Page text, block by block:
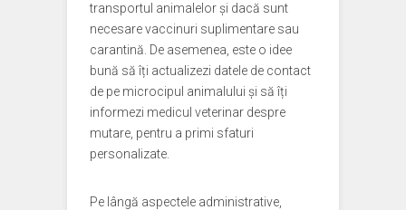
transportul animalelor și dacă sunt
necesare vaccinuri suplimentare sau
carantină. De asemenea, este o idee
bună să îți actualizezi datele de contact
de pe microcipul animalului și să îți
informezi medicul veterinar despre
mutare, pentru a primi sfaturi
personalizate.
Pe lângă aspectele administrative,